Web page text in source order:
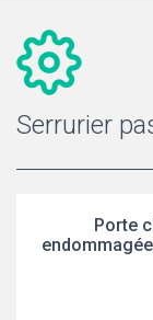
Serrurier
Porte